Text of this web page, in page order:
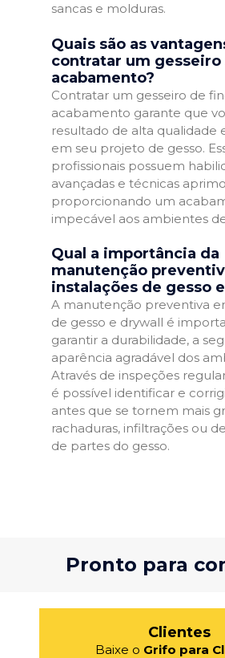
sancas e molduras.
Quais são as
contratar um gesseiro
acabamento?
Contratar um gesseiro de
acabamento garante que
resultado de alta qualidade
em seu projeto de gesso.
profissionais possuem
avançadas e técnicas
proporcionando um
impecável aos ambientes
Qual a importância da
manutenção
instalações de gesso
A manutenção preventiva
de gesso e drywall é
garantir a durabilidade, a
aparência agradável dos
Através de inspeções
é possível identificar e
antes que se tornem mais
rachaduras, infiltrações ou
de partes do gesso.
Pronto para
Clientes
Baixe o Grifo para